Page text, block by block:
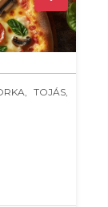
TOJÁS,